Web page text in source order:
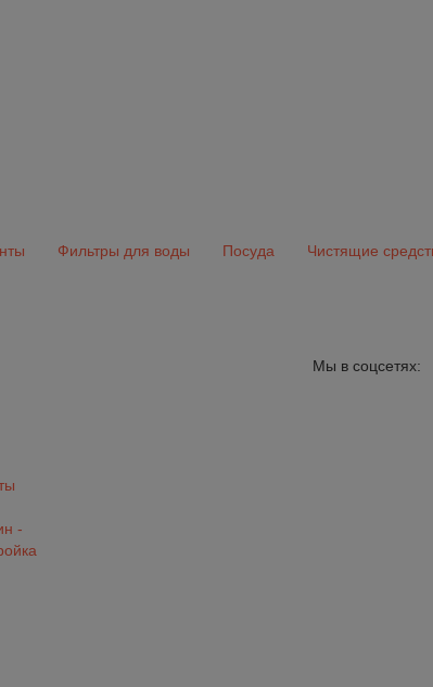
Фильтры для воды Посуда Чистящие
-
Мы в соцсетях: